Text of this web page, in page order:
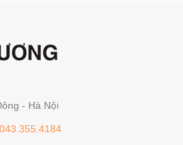
- Hà Nội
043.355.4184